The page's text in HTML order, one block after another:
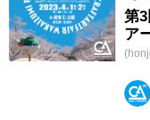
第
ア